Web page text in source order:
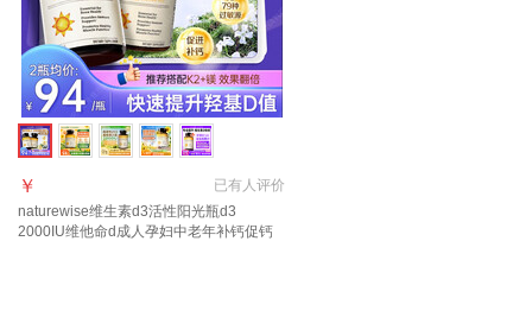
已有人评价
￥
naturewise维生素d3活性阳光瓶d3
2000IU维他命d成人孕妇中老年补钙促钙